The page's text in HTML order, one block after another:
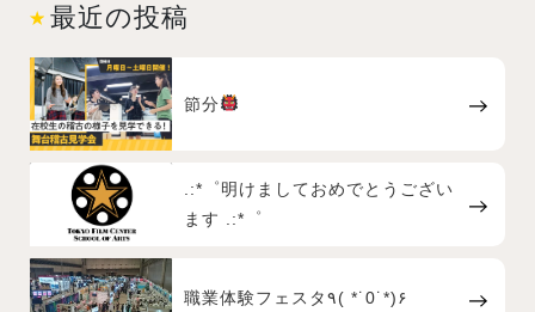
最近の投稿
節分
.:*゜明けましておめでとうござい
ます .:*゜
職業体験フェスタ٩( *˙0˙*)۶